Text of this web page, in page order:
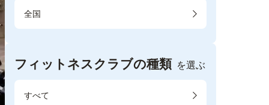
全国
フィットネスクラブの種類 を選ぶ
すべて